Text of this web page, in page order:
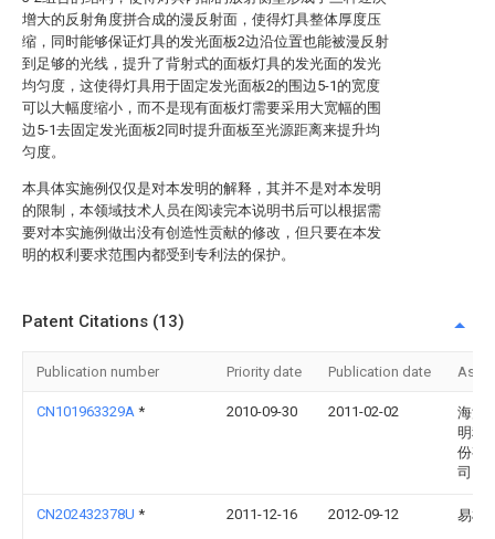
增大的反射角度拼合成的漫反射面，使得灯具整体厚度压
缩，同时能够保证灯具的发光面板2边沿位置也能被漫反射
到足够的光线，提升了背射式的面板灯具的发光面的发光
均匀度，这使得灯具用于固定发光面板2的围边5-1的宽度
可以大幅度缩小，而不是现有面板灯需要采用大宽幅的围
边5-1去固定发光面板2同时提升面板至光源距离来提升均
匀度。
本具体实施例仅仅是对本发明的解释，其并不是对本发明
的限制，本领域技术人员在阅读完本说明书后可以根据需
要对本实施例做出没有创造性贡献的修改，但只要在本发
明的权利要求范围内都受到专利法的保护。
Patent Citations (13)
Publication number Priority date Publication date
CN101963329A * 2010-09-30 2011-02-02
海洋
明科
份有
司
CN202432378U * 2011-12-16 2012-09-12 易柱